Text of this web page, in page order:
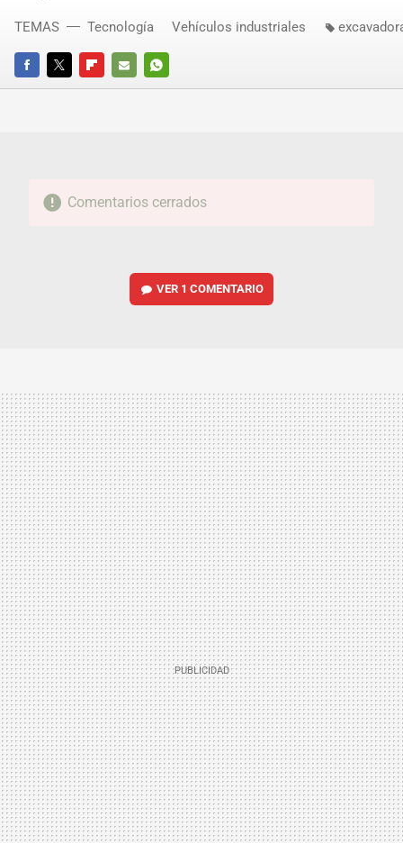
FACEBOOKTWITTERFLIPBOARD
E-
WHATSAPP
TEMAS Tecnología Vehículos industriales
Comentarios cerrados
VER 1 COMENTARIO